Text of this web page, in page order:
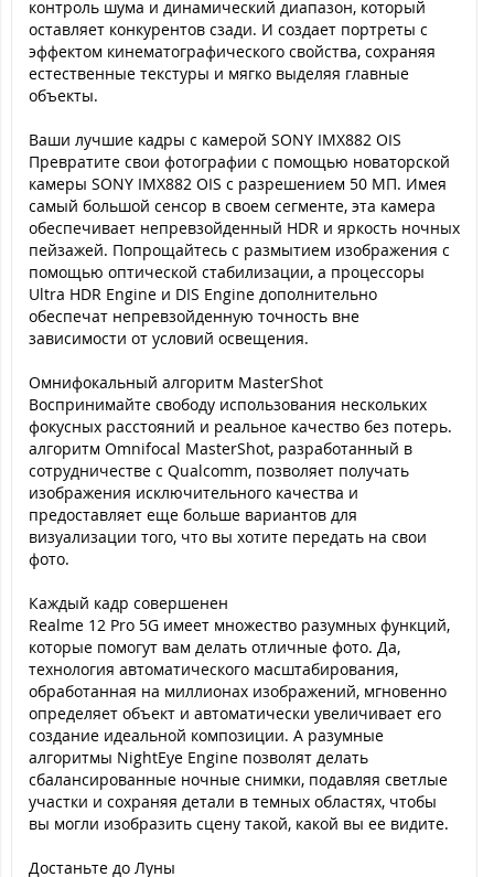
контроль шума и динамический диапазон, который
оставляет конкурентов сзади. И создает портреты с
эффектом кинематографического свойства, сохраняя
естественные текстуры и мягко выделяя главные
объекты.
Ваши лучшие кадры с камерой SONY IMX882 OIS
Превратите свои фотографии с помощью новаторской
камеры SONY IMX882 OIS с разрешением 50 МП. Имея
самый большой сенсор в своем сегменте, эта камера
обеспечивает непревзойденный HDR и яркость ночных
пейзажей. Попрощайтесь с размытием изображения с
помощью оптической стабилизации, а процессоры
Ultra HDR Engine и DIS Engine дополнительно
обеспечат непревзойденную точность вне
зависимости от условий освещения.
Омнифокальный алгоритм MasterShot
Воспринимайте свободу использования нескольких
фокусных расстояний и реальное качество без потерь.
алгоритм Omnifocal MasterShot, разработанный в
сотрудничестве с Qualcomm, позволяет получать
изображения исключительного качества и
предоставляет еще больше вариантов для
визуализации того, что вы хотите передать на свои
фото.
Каждый кадр совершенен
Realme 12 Pro 5G имеет множество разумных функций,
которые помогут вам делать отличные фото. Да,
технология автоматического масштабирования,
обработанная на миллионах изображений, мгновенно
определяет объект и автоматически увеличивает его
создание идеальной композиции. А разумные
алгоритмы NightEye Engine позволят делать
сбалансированные ночные снимки, подавляя светлые
участки и сохраняя детали в темных областях, чтобы
вы могли изобразить сцену такой, какой вы ее видите.
Достаньте до Луны